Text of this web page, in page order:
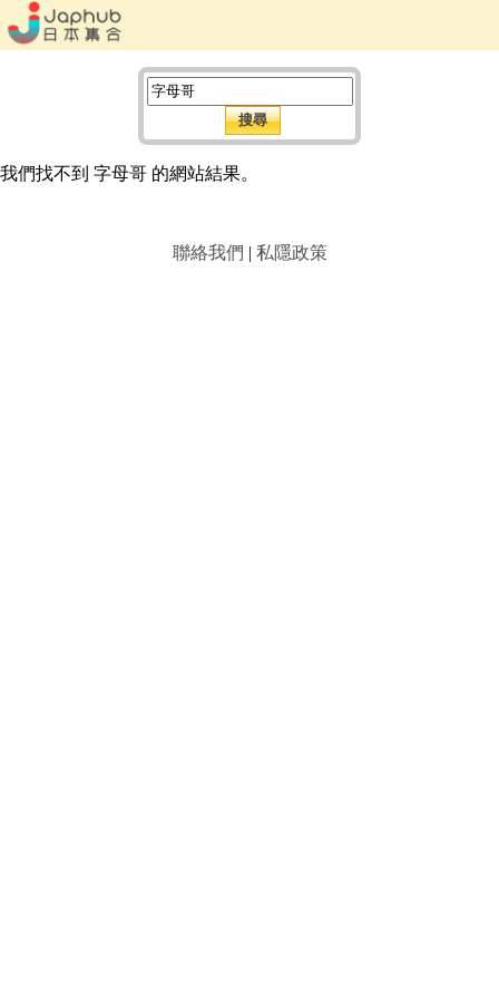
我們找不到 字母哥 的網站結果。
聯絡我們 | 私隱政策